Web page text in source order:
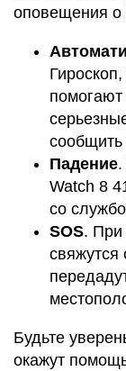
оповещения о
Падение
Watch 8
со
SOS. При
свяжутся
Будьте
окажут